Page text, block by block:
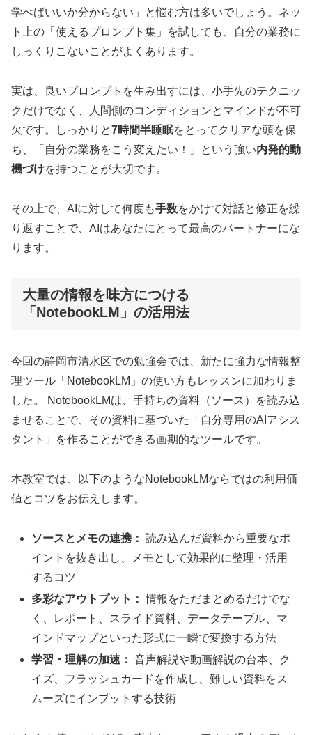
学べばいいか分からない」と悩む方は多いでしょう。ネッ
ト上の「使えるプロンプト集」を試しても、自分の業務に
しっくりこないことがよくあります。
実は、良いプロンプトを生み出すには、小手先のテクニッ
クだけでなく、人間側のコンディションとマインドが不可
欠です。しっかりと7時間半睡眠をとってクリアな頭を保
ち、「自分の業務をこう変えたい！」という強い内発的動
機づけを持つことが大切です。
その上で、AIに対して何度も手数をかけて対話と修正を繰
り返すことで、AIはあなたにとって最高のパートナーにな
ります。
大量の情報を味方につける
「NotebookLM」の活用法
今回の静岡市清水区での勉強会では、新たに強力な情報整
理ツール「NotebookLM」の使い方もレッスンに加わりま
した。 NotebookLMは、手持ちの資料（ソース）を読み込
ませることで、その資料に基づいた「自分専用のAIアシス
タント」を作ることができる画期的なツールです。
本教室では、以下のようなNotebookLMならではの利用価
値とコツをお伝えします。
ソースとメモの連携： 読み込んだ資料から重要なポ
イントを抜き出し、メモとして効果的に整理・活用
するコツ
多彩なアウトプット： 情報をただまとめるだけでな
く、レポート、スライド資料、データテーブル、マ
インドマップといった形式に一瞬で変換する方法
学習・理解の加速： 音声解説や動画解説の台本、ク
イズ、フラッシュカードを作成し、難しい資料をス
ムーズにインプットする技術